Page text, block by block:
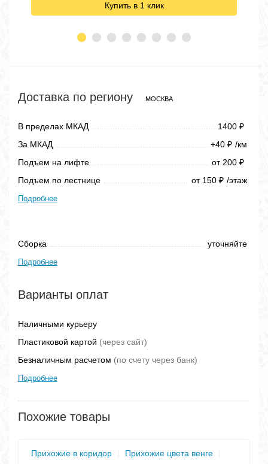
Купить в 1 клик
Доставка по региону МОСКВА
В пределах МКАД 1400 ₽
За МКАД +40 ₽ /км
Подъем на лифте
от 200 ₽
Подъем по лестнице от 150 ₽ /этаж
Подробнее
Сборка уточняйте
Подробнее
Варианты оплат
Наличными курьеру
Пластиковой картой (через сайт)
Безналичным расчетом (по счету через банк)
Подробнее
Похожие товары
Прихожие в коридор Прихожие цвета венге